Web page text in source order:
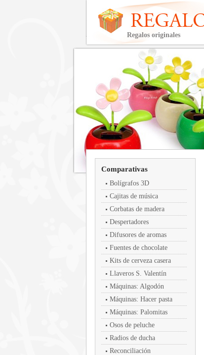
Regalos originales
Comparativas
Bolígrafos 3D
Cajitas de música
Corbatas de madera
Despertadores
Difusores de aromas
Fuentes de chocolate
Kits de cerveza casera
Llaveros S. Valentín
Máquinas: Algodón
Máquinas: Hacer pasta
Máquinas: Palomitas
Osos de peluche
Radios de ducha
Reconciliación